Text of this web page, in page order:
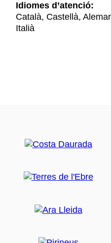
Idiomes d’atenció:
Català, Castellà,
Italià